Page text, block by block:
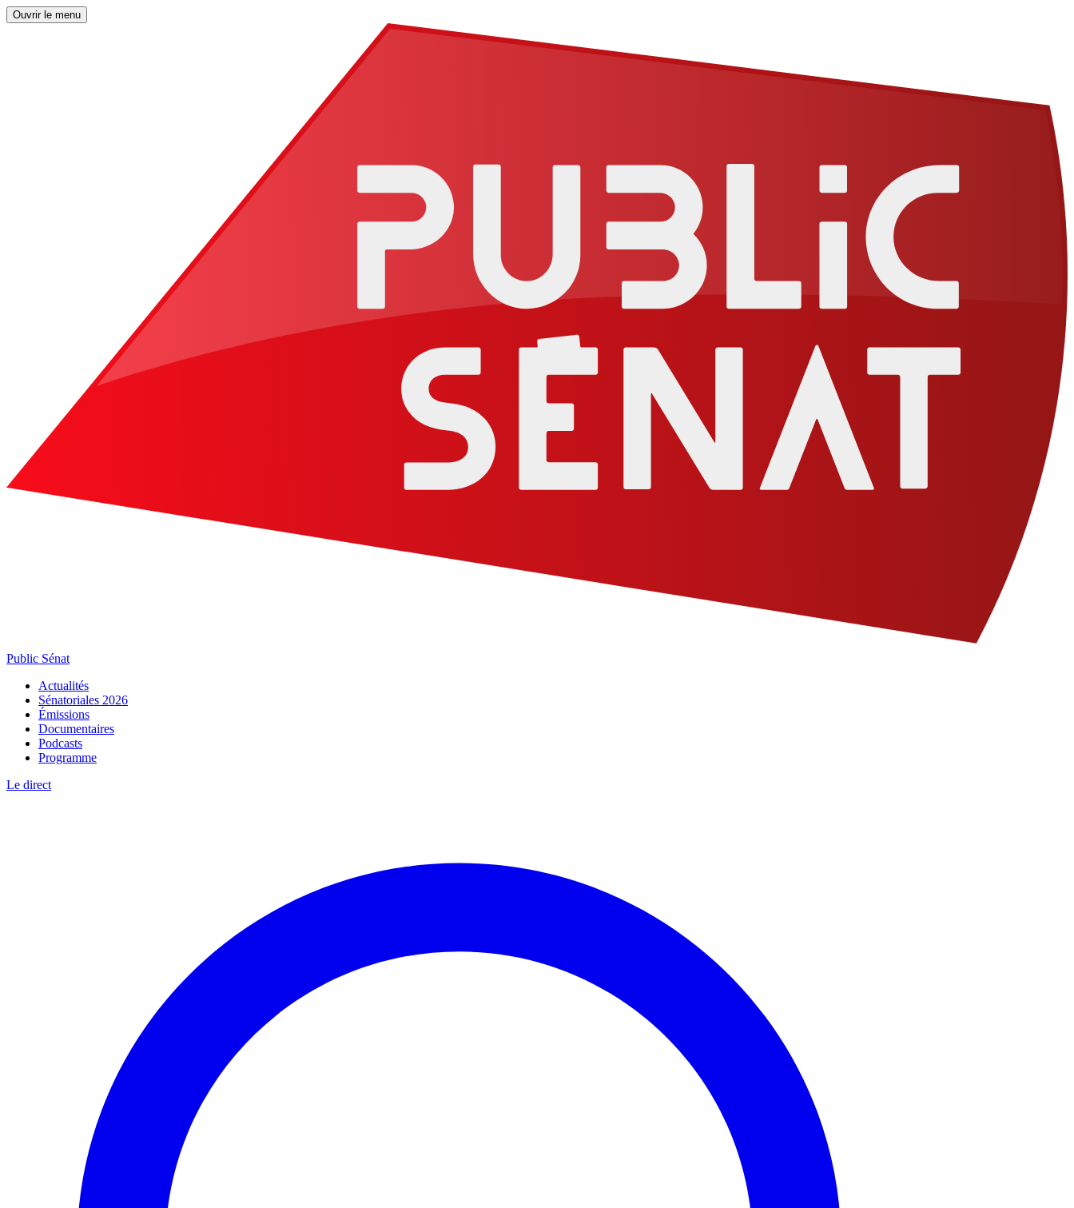
Ouvrir le menu
Public Sénat
Actualités
Sénatoriales 2026
Émissions
Documentaires
Podcasts
Programme
Le direct